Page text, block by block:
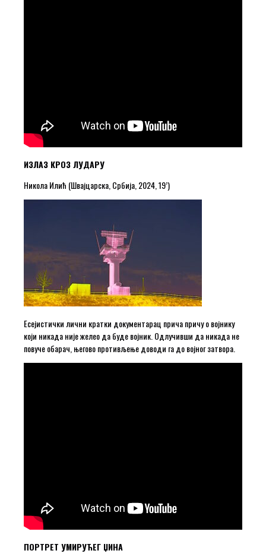
ИЗЛАЗ КРОЗ ЛУДАРУ
Никола Илић (Швајцарска, Србија, 2024, 19’)
Есејистички лични кратки документарац прича причу о војнику
који никада није желео да буде војник. Одлучивши да никада не
повуче обарач, његово противљење доводи га до војног затвора.
ПОРТРЕТ УМИРУЋЕГ ЏИНА